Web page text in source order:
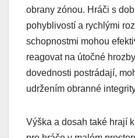
obrany zónou. Hráči s
pohyblivostí a rychlými
schopnostmi mohou
reagovat na útočné
dovednosti postrádají,
udržením obranné
Výška a dosah také hrají